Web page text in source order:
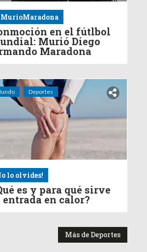
en el fútlbol
Murió Diego
Maradona
Deportes
lo olvides!
es y para qué sirve
entrada en calor?
Más de Deportes